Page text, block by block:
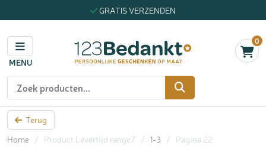
GRATIS VERZENDEN
MENU
0
Zoeken
Terug
Home
/ Product Levertijd range7 / 1-3 / Pagina 22